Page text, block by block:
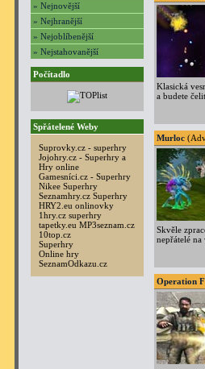
» Nejnovější
» Nejhranější
» Nejoblíbenější
» Nejstahovanější
Počítadlo
Spřátelené Weby
Suprovky.cz - superhry
Jojohry.cz - Superhry a
Hry online
Gamesníci.cz - Superhry
Nikee Superhry
Seznamhry.cz Superhry
HRY2.eu onlinovky
1hry.cz superhry
tapetky.eu MP3seznam.cz
10top.cz
Superhry
Online hry
SeznamOdkazu.cz
Klasická
a budete
Murloc
Skvěle
nepřátelé na
Operation